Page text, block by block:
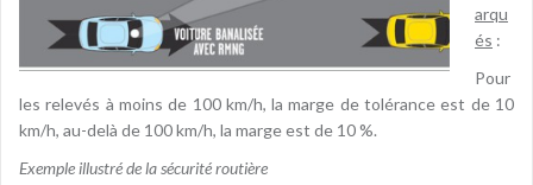
arqu
és :
Pour
les relevés à moins de 100 km/h, la marge de tolérance est de 10
km/h, au-delà de 100 km/h, la marge est de 10 %.
Exemple illustré de la sécurité routière